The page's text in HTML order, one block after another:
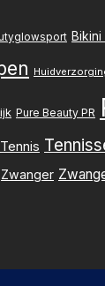
Pure Beauty PR
Tennis
Zwanger